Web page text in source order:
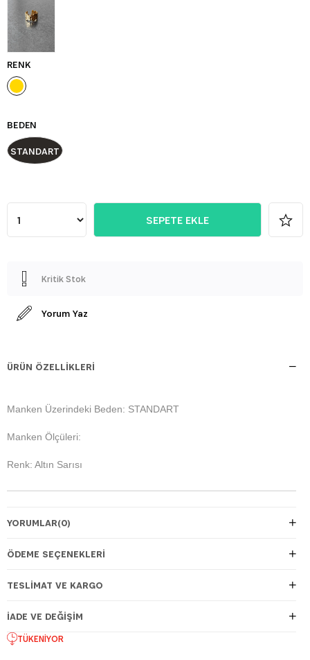
RENK
BEDEN
STANDART
Kritik Stok
Yorum Yaz
ÜRÜN ÖZELLIKLERI
Manken Üzerindeki Beden: STANDART
Manken Ölçüleri:
Renk: Altın Sarısı
YORUMLAR(0)
ÖDEME SEÇENEKLERI
TESLIMAT VE KARGO
İADE VE DEĞIŞIM
TÜKENIYOR